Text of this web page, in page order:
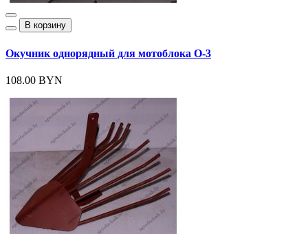
В корзину
Окучник однорядный для мотоблока О-3
108.00 BYN